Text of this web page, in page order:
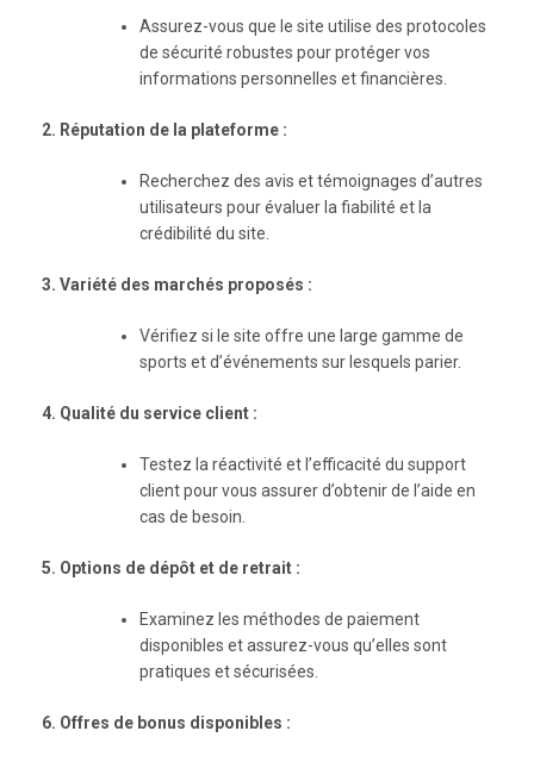
Assurez-vous que le site utilise des protocoles
de sécurité robustes pour protéger vos
informations personnelles et financières.
2. Réputation de la plateforme :
Recherchez des avis et témoignages d’autres
utilisateurs pour évaluer la fiabilité et la
crédibilité du site.
3. Variété des marchés proposés :
Vérifiez si le site offre une large gamme de
sports et d’événements sur lesquels parier.
4. Qualité du service client :
Testez la réactivité et l’efficacité du support
client pour vous assurer d’obtenir de l’aide en
cas de besoin.
5. Options de dépôt et de retrait :
Examinez les méthodes de paiement
disponibles et assurez-vous qu’elles sont
pratiques et sécurisées.
6. Offres de bonus disponibles :